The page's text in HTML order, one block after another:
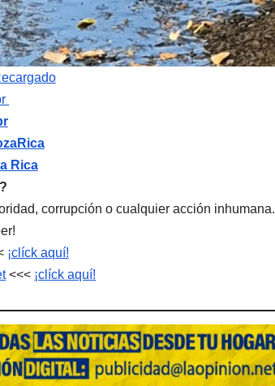
Rica
corrupción o cualquier acción inhumana.
¡clíck aquí!
<<< ¡clíck aquí!